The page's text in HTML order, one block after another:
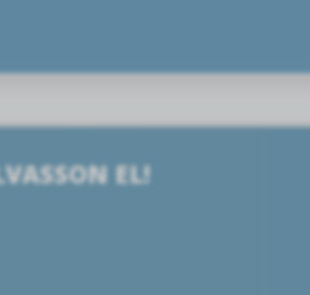
EL!